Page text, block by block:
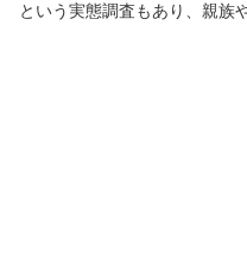
という実態調査もあり、親族